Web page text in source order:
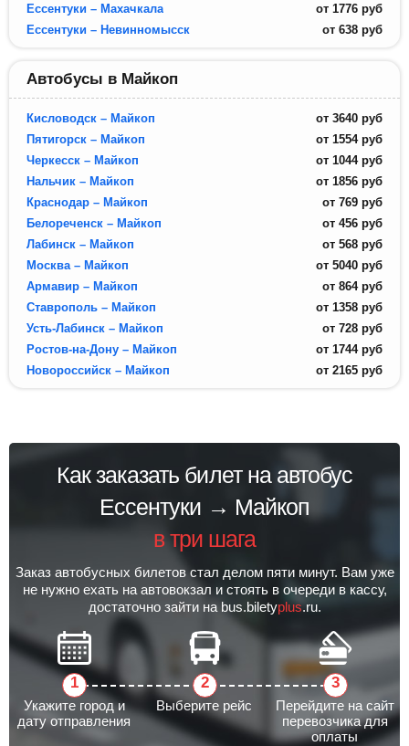
Ессентуки – Махачкала
от 1776 руб
Ессентуки – Невинномысск
от 638 руб
Автобусы в Майкоп
Кисловодск – Майкоп от 3640 руб
Пятигорск – Майкоп
от 1554 руб
Черкесск – Майкоп
от 1044 руб
Нальчик – Майкоп
от 1856 руб
Краснодар – Майкоп
от 769 руб
Белореченск – Майкоп
от 456 руб
Лабинск – Майкоп
от 568 руб
Москва – Майкоп
от 5040 руб
Армавир – Майкоп
от 864 руб
Ставрополь – Майкоп
от 1358 руб
Усть-Лабинск – Майкоп
от 728 руб
Ростов-на-Дону – Майкоп
от 1744 руб
Новороссийск – Майкоп
от 2165 руб
Как заказать билет на автобус
Ессентуки → Майкоп
в три шага
Заказ автобусных билетов стал делом пяти минут. Вам уже
не нужно ехать на автовокзал и стоять в очереди в кассу,
достаточно зайти на bus.biletyplus.ru.
Укажите город и
дату отправления
Выберите рейс
Перейдите на сайт
перевозчика для
оплаты